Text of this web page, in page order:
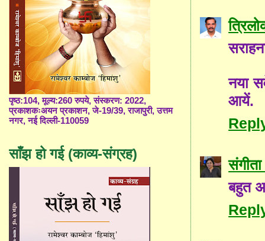
नया
आयें.
बहुत
पृष्ठ:104, मूल्य:260 रुपये, संस्करण: 2022,
प्रकाशकःअयन प्रकाशन, जे-19/39, राजापुरी, उत्तम
नगर, नई दिल्ली-110059
साँझ हो गई (काव्य-संग्रह)